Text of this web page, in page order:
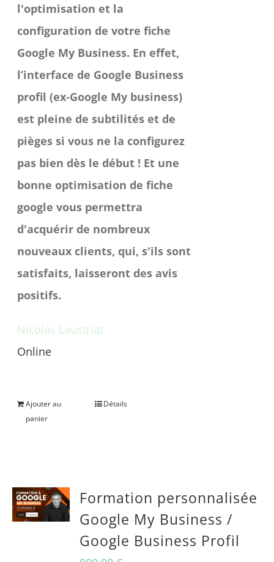
l'optimisation et la
configuration de votre fiche
Google My Business. En effet,
l’interface de Google Business
profil (ex-Google My business)
est pleine de subtilités et de
pièges si vous ne la configurez
pas bien dès le début ! Et une
bonne optimisation de fiche
google vous permettra
d'acquérir de nombreux
nouveaux clients, qui, s'ils sont
satisfaits, laisseront des avis
positifs.
Nicolas Laustriat
Online
Ajouter au
panier
Détails
Formation personnalisée
Google My Business /
Google Business Profil